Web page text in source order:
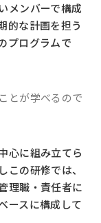
メンバーで構成
的な計画を担う
プログラムで
とが学べるので
心に組み立てら
の研修では、
理職・責任者に
ースに構成して